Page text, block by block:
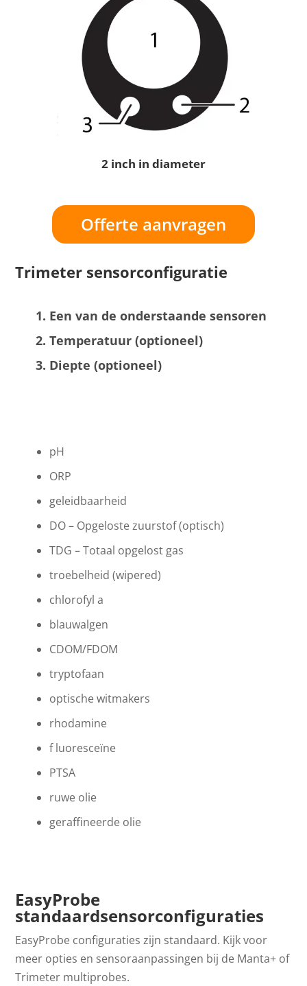
2 inch in diameter
Offerte aanvragen
Trimeter sensorconfiguratie
Een van de onderstaande sensoren
Temperatuur (optioneel)
Diepte (optioneel)
pH
ORP
geleidbaarheid
DO – Opgeloste zuurstof (optisch)
TDG – Totaal opgelost gas
troebelheid (wipered)
chlorofyl a
blauwalgen
CDOM/FDOM
tryptofaan
optische witmakers
rhodamine
f luoresceïne
PTSA
ruwe olie
geraffineerde olie
EasyProbe
standaardsensorconfiguraties
EasyProbe configuraties zijn standaard. Kijk voor
meer opties en sensoraanpassingen bij de Manta+ of
Trimeter multiprobes.